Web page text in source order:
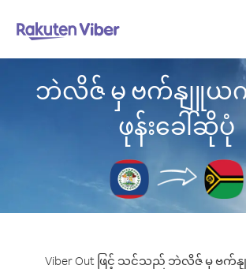
ဘဲလိဇ် မှ ဗက်နျူ
ဖုန်းခေါ်ဆိုပုံ
Viber Out ဖြင့် သင်သည် ဘဲလိဇ် မှ ဗ